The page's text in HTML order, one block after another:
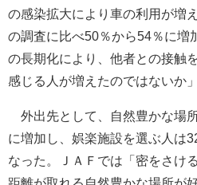
の感染拡大により車の利用が増
の調査に比べ50％から54％に増
の長期化により、他者との接触
感じる人が増えたのではないか
外出先として、自然豊かな場
に増加し、娯楽施設を選ぶ人は
なった。ＪＡＦでは「密をさけ